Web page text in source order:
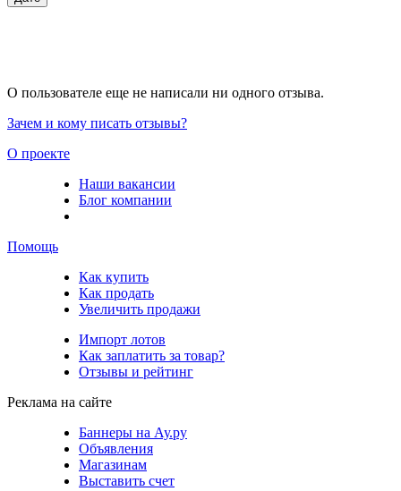
О пользователе еще не написали ни одного отзыва.
Зачем и кому писать отзывы?
О проекте
Наши вакансии
Блог компании
Помощь
Как купить
Как продать
Увеличить продажи
Импорт лотов
Как заплатить за товар?
Отзывы и рейтинг
Реклама на сайте
Баннеры на Ау.ру
Объявления
Магазинам
Выставить счет